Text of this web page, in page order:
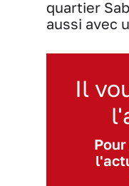
quartier
aussi avec
Il